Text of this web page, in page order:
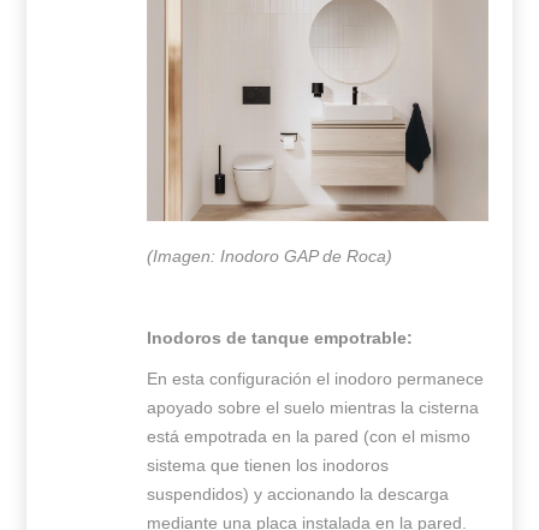
(Imagen: Inodoro GAP de Roca)
Inodoros de tanque empotrable:
En esta configuración el inodoro permanece
apoyado sobre el suelo mientras la cisterna
está empotrada en la pared (con el mismo
sistema que tienen los inodoros
suspendidos) y accionando la descarga
mediante una placa instalada en la pared.